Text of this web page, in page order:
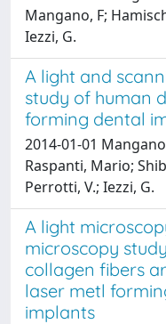
Mangano, F;
Iezzi, G.
A light and
study of human
forming dental
2014-01-01
Raspanti, Mario;
Perrotti, V.; Iezzi, G.
A light
microscopy
collagen fibers
laser metl
implants